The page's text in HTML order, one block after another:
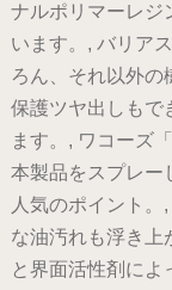
ナルポリマーレジ
います。, バリア
ろん、それ以外の
保護ツヤ出しもで
ます。, ワコーズ
本製品をスプレー
人気のポイント。
な油汚れも浮き上
と界面活性剤に